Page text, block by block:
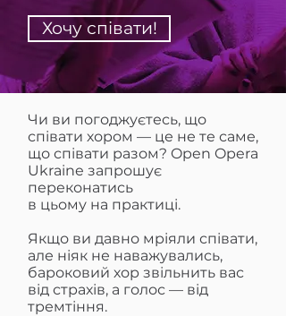
Хочу співати!
Чи ви погоджуєтесь, що
співати хором — це не те саме,
що співати разом? Open Opera
Ukraine запрошує
переконатись
в цьому на практиці.
Якщо ви давно мріяли співати,
але ніяк не наважувались,
бароковий хор звільнить вас
від страхів, а голос — від
тремтіння.